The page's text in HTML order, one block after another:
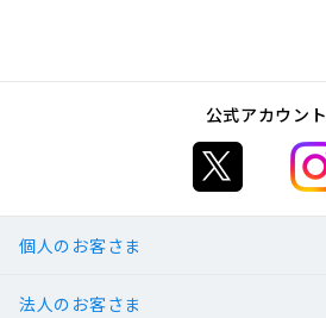
公式アカウント
個人のお客さま
BANK
法人のお客さま